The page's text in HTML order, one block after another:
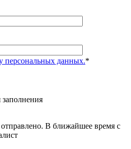
персональных данных.*
заполнения
В ближайшее время с